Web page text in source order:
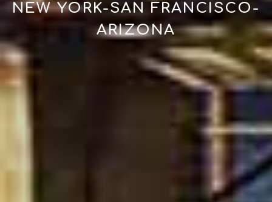
NEW YORK-SAN FRANCISCO-
ARIZONA